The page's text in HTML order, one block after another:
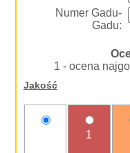
Numer Gadu-
Gadu:
1 - ocena
Jakość
1